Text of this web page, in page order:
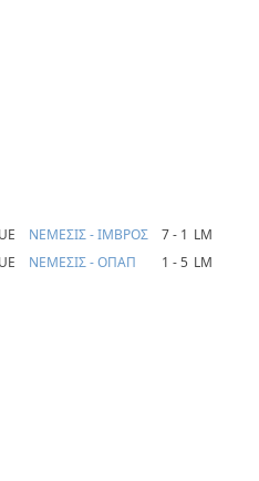
ΝΕΜΕΣΙΣ - ΙΜΒΡΟΣ 7 - 1 LM
ΝΕΜΕΣΙΣ - ΟΠΑΠ 1 - 5 LM